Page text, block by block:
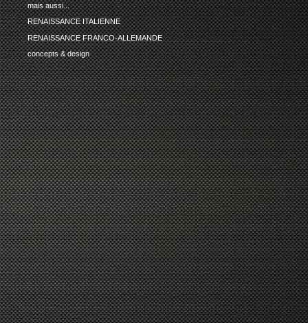
mais aussi...
RENAISSANCE ITALIENNE
RENAISSANCE FRANCO-ALLEMANDE
concepts & design